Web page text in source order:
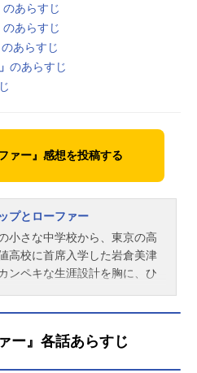
のあらすじ
のあらすじ
のあらすじ
のあらすじ
ァー』感想を投稿する
プとローファー
小さな中学校から、東京の高
高校に首席入学した岩倉美津
ンペキな生涯設計を胸に、ひ
るけれど、その天然っぷりに
ー』各話あらすじ